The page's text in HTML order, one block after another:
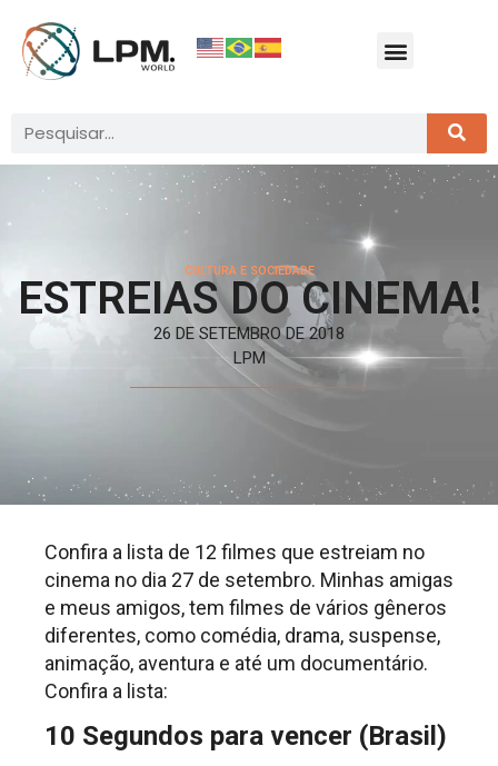
CULTURA E SOCIEDADE
ESTREIAS DO CINEMA!
26 DE SETEMBRO DE 2018
LPM
Confira a lista de 12 filmes que estreiam no
cinema no dia 27 de setembro. Minhas amigas
e meus amigos, tem filmes de vários gêneros
diferentes, como comédia, drama, suspense,
animação, aventura e até um documentário.
Confira a lista:
10 Segundos para vencer (Brasil)